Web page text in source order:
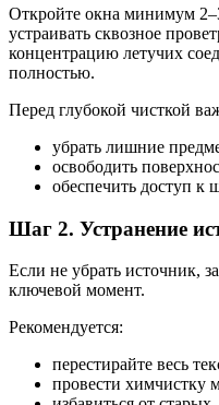
Откройте окна минимум
устраивать сквозное
концентрацию летучих
полностью.
Перед глубокой чисткой
убрать лишние
освободить
обеспечить доступ
Шаг 2. Устранение
Если не убрать источник,
ключевой момент.
Рекомендуется:
перестирайте весь
провести химчистку